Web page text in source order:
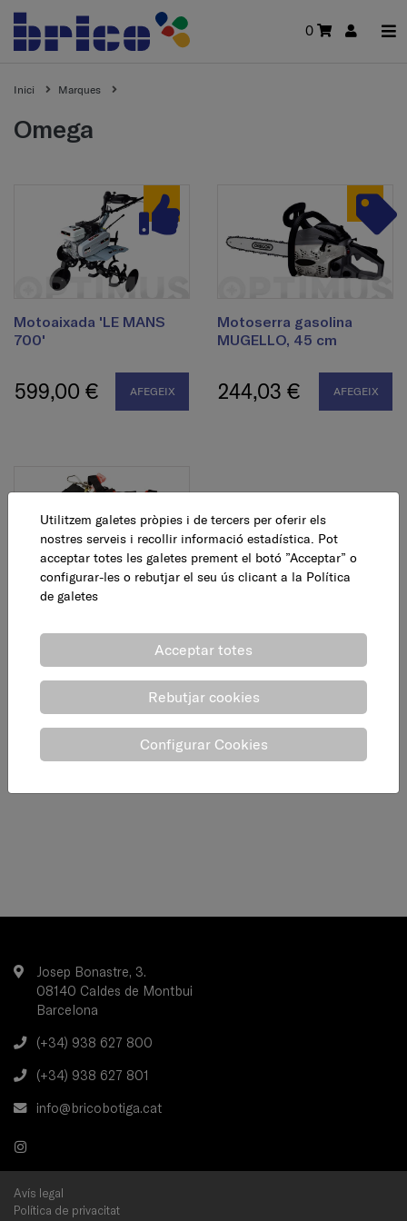
0
Inici Marques
omega
Motoaixada 'LE MANS
700'
599,00 € AFEGEIX
Motoserra gasolina
MUGELLO, 45 cm
244,03 € AFEGEIX
Arnès professional per a
30,60 €
Josep Bonastre, 3.
08140 Caldes de Montbui
Barcelona
(+34) 938 627 800
(+34) 938 627 801
info@bricobotiga.cat
Avís legal
Política de privacitat
Utilitzem galetes pròpies i de tercers per oferir els
nostres serveis i recollir informació estadística. Pot
acceptar totes les galetes prement el botó ”Acceptar” o
configurar-les o rebutjar el seu ús clicant a la Política
de galetes
Acceptar totes
Rebutjar cookies
Configurar Cookies